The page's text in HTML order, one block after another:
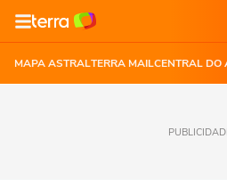
MAPA ASTRALTERRA MAILCENTRAL DO